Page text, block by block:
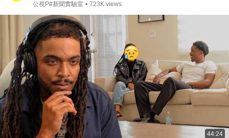
公視P#新聞實驗室 • 723K views
44:24